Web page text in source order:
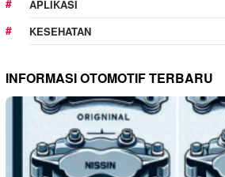
APLIKASI
KESEHATAN
INFORMASI OTOMOTIF TERBARU